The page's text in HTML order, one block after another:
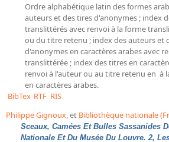
Ordre alphabétique latin des formes
auteurs et des tires d'anonymes ; index
translittérés avec renvoi à la forme
ou du titre retenu ; index des auteurs et
d'anonymes en caractères arabes avec
translittérée ; index des titres en
renvoi à l'auteur ou au titre retenu en à
en caractères arabes.
BibTex RTF RIS
Philippe Gignoux, et Bibliothèque nationale
Sceaux, Camées Et Bulles Sassanides
Nationale Et Du Musée Du Louvre. 2,